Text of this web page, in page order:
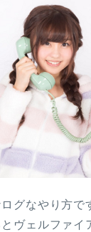
グなやり方で
ヴェルファイ